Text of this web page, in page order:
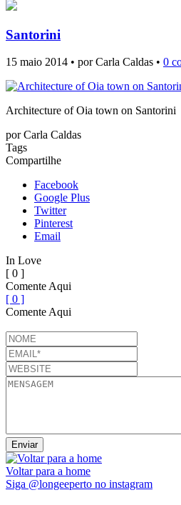
Santorini
15 maio 2014 • por Carla Caldas • 0
Architecture of Oia town on Santorini
porCarla Caldas
Tags
Compartilhe
Facebook
Google Plus
Twitter
Pinterest
Email
In Love
[ 0 ]
Comente Aqui
[ 0 ]
Comente Aqui
Voltar para a home
Siga @longeeperto no instagram